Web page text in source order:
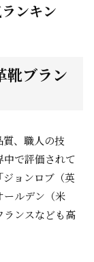
ンキン
靴ブラン
、職人の技
で評価されて
ジョンロブ（英
ールデン（米
ランスなども高